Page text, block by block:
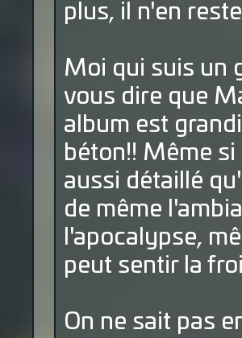
plus, il n'en
Moi qui suis un
vous dire que
album est
béton!! Même
aussi détaillé
de même
l'apocalypse,
peut sentir la
On ne sait pas